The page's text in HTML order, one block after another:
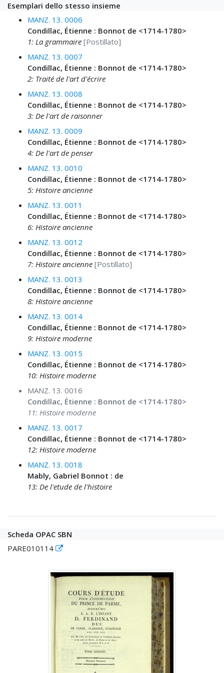
Esemplari dello stesso insieme
MANZ. 13. 0006
Condillac, Étienne : Bonnot de <1714-1780>
1: La grammaire [Postillato]
MANZ. 13. 0007
Condillac, Étienne : Bonnot de <1714-1780>
2: Traité de l'art d'écrire
MANZ. 13. 0008
Condillac, Étienne : Bonnot de <1714-1780>
3: De l'art de raisonner
MANZ. 13. 0009
Condillac, Étienne : Bonnot de <1714-1780>
4: De l'art de penser
MANZ. 13. 0010
Condillac, Étienne : Bonnot de <1714-1780>
5: Histoire ancienne
MANZ. 13. 0011
Condillac, Étienne : Bonnot de <1714-1780>
6: Histoire ancienne
MANZ. 13. 0012
Condillac, Étienne : Bonnot de <1714-1780>
7: Histoire ancienne [Postillato]
MANZ. 13. 0013
Condillac, Étienne : Bonnot de <1714-1780>
8: Histoire ancienne
MANZ. 13. 0014
Condillac, Étienne : Bonnot de <1714-1780>
9: Histoire moderne
MANZ. 13. 0015
Condillac, Étienne : Bonnot de <1714-1780>
10: Histoire moderne
MANZ. 13. 0016
Condillac, Étienne : Bonnot de <1714-1780>
11: Histoire moderne
MANZ. 13. 0017
Condillac, Étienne : Bonnot de <1714-1780>
12: Histoire moderne
MANZ. 13. 0018
Mably, Gabriel Bonnot : de
13: De l'etude de l'histoire
Scheda OPAC SBN
PARE010114